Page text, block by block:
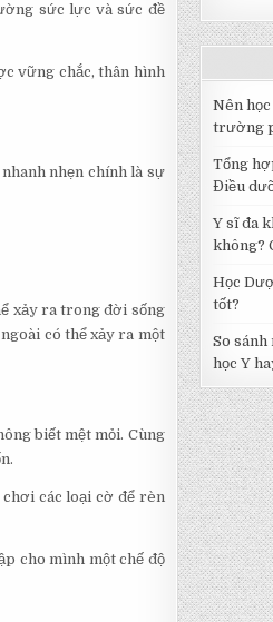
sức lực và sức đề
vững chắc, thân hình
nhẹn chính là sự
xảy ra trong đời sống
có thể xảy ra một
biết mệt mỏi. Cùng
các loại cờ để rèn
cho mình một chế độ
Nên
trường
Tổng
Điều
Y sĩ đa
không?
Học
tốt?
So sánh
học Y